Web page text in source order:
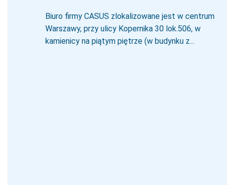
Biuro firmy CASUS zlokalizowane jest w centrum
Warszawy, przy ulicy Kopernika 30 lok.506, w
kamienicy na piątym piętrze (w budynku z...